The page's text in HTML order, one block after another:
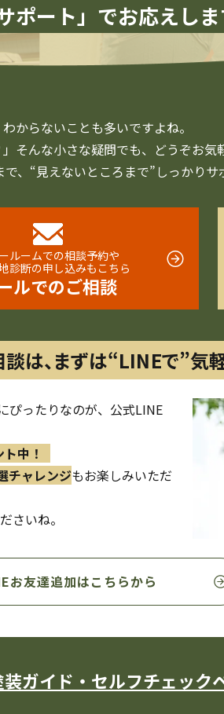
ポート」でお応えし
わからないことも多いですよね。
そんな小さな疑問でも、 どうぞお気
、 “見えないところまで” しっかり
ルームでの相談予約や
診断の申し込みもこちら
ルでのご相談
は、まずは“LINEで”気
ぴったりなのが、公式LINE
中！
チャレンジもお楽しみいただ
さいね。
お友達追加はこちらから
装ガイド・セルフチェック